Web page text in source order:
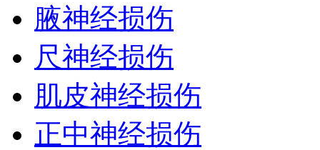
腋神经损伤
尺神经损伤
肌皮神经损伤
正中神经损伤